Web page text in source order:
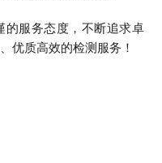
的服务态度，不断追求卓
优质高效的检测服务！